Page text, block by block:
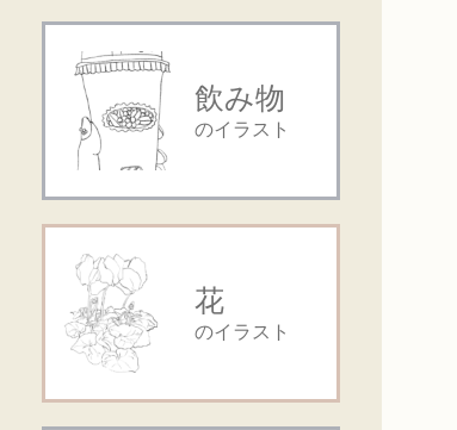
飲み物
のイラスト
花
のイラスト